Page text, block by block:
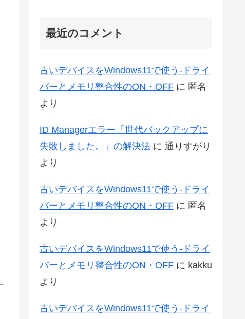
最近のコメント
古いデバイスをWindows11で使う-ドライ
バーとメモリ整合性のON・OFF に 匿名
より
ID Managerエラー「世代バックアップに
失敗しました。」の解決法 に 通りすがり
より
古いデバイスをWindows11で使う-ドライ
バーとメモリ整合性のON・OFF に 匿名
より
古いデバイスをWindows11で使う-ドライ
バーとメモリ整合性のON・OFF に kakku
より
古いデバイスをWindows11で使う-ドライ